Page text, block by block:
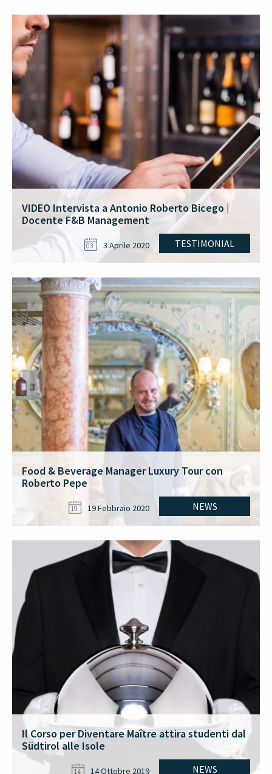
VIDEO Intervista a Antonio Roberto Bicego |
Docente F&B Management
TESTIMONIAL
03 3 Aprile 2020
Food & Beverage Manager Luxury Tour con
Roberto Pepe
NEWS
19 19 Febbraio 2020
Il Corso per Diventare Maître attira studenti dal
Südtirol alle Isole
NEWS
14 14 Ottobre 2019